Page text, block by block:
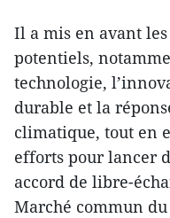
Il a mis en avant
potentiels,
technologie,
durable et la
climatique, tout en
efforts pour lancer
accord de libre-
Marché commun